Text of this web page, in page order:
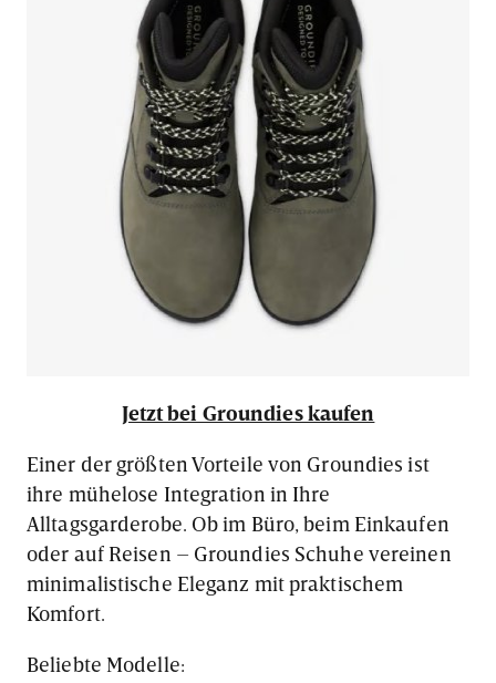
Jetzt bei Groundies kaufen
Einer der größten Vorteile von Groundies ist
ihre mühelose Integration in Ihre
Alltagsgarderobe. Ob im Büro, beim Einkaufen
oder auf Reisen – Groundies Schuhe vereinen
minimalistische Eleganz mit praktischem
Komfort.
Beliebte Modelle: